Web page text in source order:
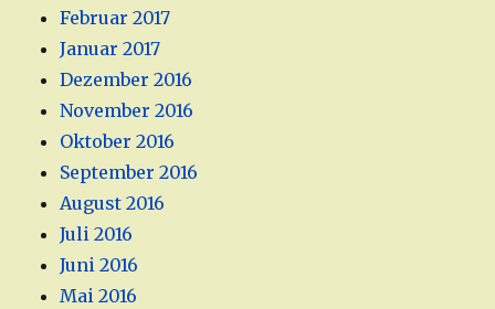
Februar 2017
Januar 2017
Dezember 2016
November 2016
Oktober 2016
September 2016
August 2016
Juli 2016
Juni 2016
Mai 2016